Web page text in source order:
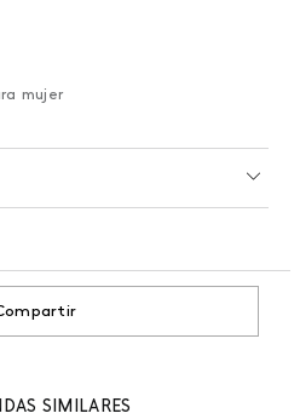
mujer
SIMILARES